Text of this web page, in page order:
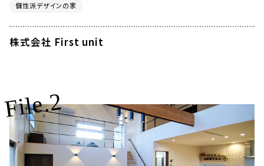
個性派デザインの家
株式会社 First unit
File.2